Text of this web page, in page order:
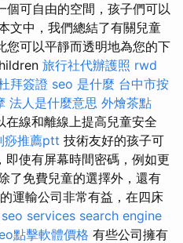
可自由的空間，孩子們可以
文中，我們總結了有關兒童
可以平靜而透明地為您的下
旅行社代辦護照 rwd
拜簽證 seo 是什麼 台中市按
法人是什麼意思 外燴茶點
線和離線上提高兒童安全
痧推薦ptt 技術友好的孩子可
使有屏幕時間密碼，例如更
了免費兒童的選擇外，還有
運輸公司非常有益，在四床
seo services search engine
點擊軟體價格 有些公司擁有